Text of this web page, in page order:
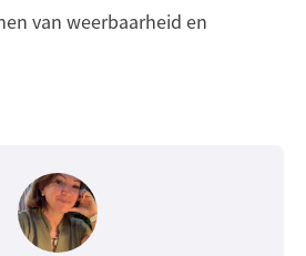
van weerbaarheid en